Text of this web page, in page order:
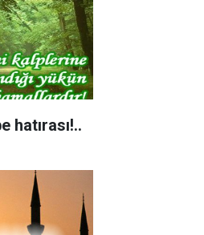
hatırası!..